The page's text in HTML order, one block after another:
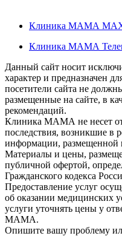
Клиника МАМА
Клиника МАМА
Данный сайт носит
характер и предназначен
посетители сайта не
размещенные на сайте, в
рекомендаций.
Клиника МАМА не несет
последствия, возникшие в
информации, размещенной
Материалы и цены,
публичной офертой,
Гражданского кодекса
Предоставление услуг
об оказании медицинских
услуги уточнять цены у
МАМА.
Опишите вашу проблему